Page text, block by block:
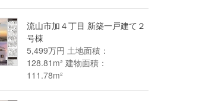
流山市加４丁目 新築一戸建て２
号棟
5,499万円 土地面積：
128.81m² 建物面積：
111.78m²